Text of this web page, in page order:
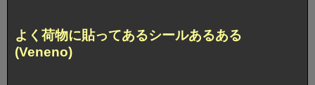
よく荷物に貼ってあるシールあるある
(Veneno)